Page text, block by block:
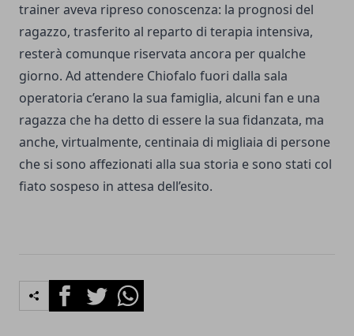
trainer aveva ripreso conoscenza: la prognosi del
ragazzo, trasferito al reparto di terapia intensiva,
resterà comunque riservata ancora per qualche
giorno. Ad attendere Chiofalo fuori dalla sala
operatoria c’erano la sua famiglia, alcuni fan e una
ragazza che ha detto di essere la sua fidanzata, ma
anche, virtualmente, centinaia di migliaia di persone
che si sono affezionati alla sua storia e sono stati col
fiato sospeso in attesa dell’esito.
FacebookTwitterWhatsapp